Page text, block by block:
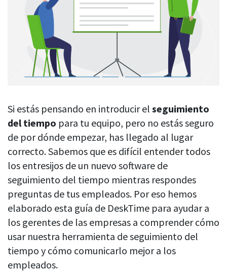
Tiempo privado
Permita que los usuarios se tomen un descanso del
seguimiento cuando lo necesiten
Ver todas las funciones
Cálculo de la productividad
Obtenga datos sobre la productividad de sus empleados
Capturas de pantalla
Obtenga pruebas de trabajo en caso de productividad o
integridad cuestionable
Seguimiento de URL y aplicaciones
Vea qué sitios y aplicaciones visitan sus empleados
Seguimiento de títulos de documentos
Lleve un seguimiento de los títulos de los documentos y los
Ajustes personalizables
Para empleados
Bienestar de los empleados
Equilibrio vida-trabajo
Prevención del agotamiento
Autorresponsabilidad
Por industria
TI y software
Servicios financieros
Consultores
Nuevas empresas
Agencias
Desarrolladores
Abogados
Comparación con la competencia
Legal y cumplimiento
Quiénes somos
Descargar
PÁGINA RECOMENDADA
Su guía de DeskTime
Aquí encontrará todo lo que necesita
saber para aumentar la productividad
de su equipo
Iniciar sesión
Si estás pensando en introducir el seguimiento
del tiempo para tu equipo, pero no estás seguro
de por dónde empezar, has llegado al lugar
correcto. Sabemos que es difícil entender todos
los entresijos de un nuevo software de
seguimiento del tiempo mientras respondes
preguntas de tus empleados. Por eso hemos
elaborado esta guía de DeskTime para ayudar a
los gerentes de las empresas a comprender cómo
usar nuestra herramienta de seguimiento del
tiempo y cómo comunicarlo mejor a los
empleados.